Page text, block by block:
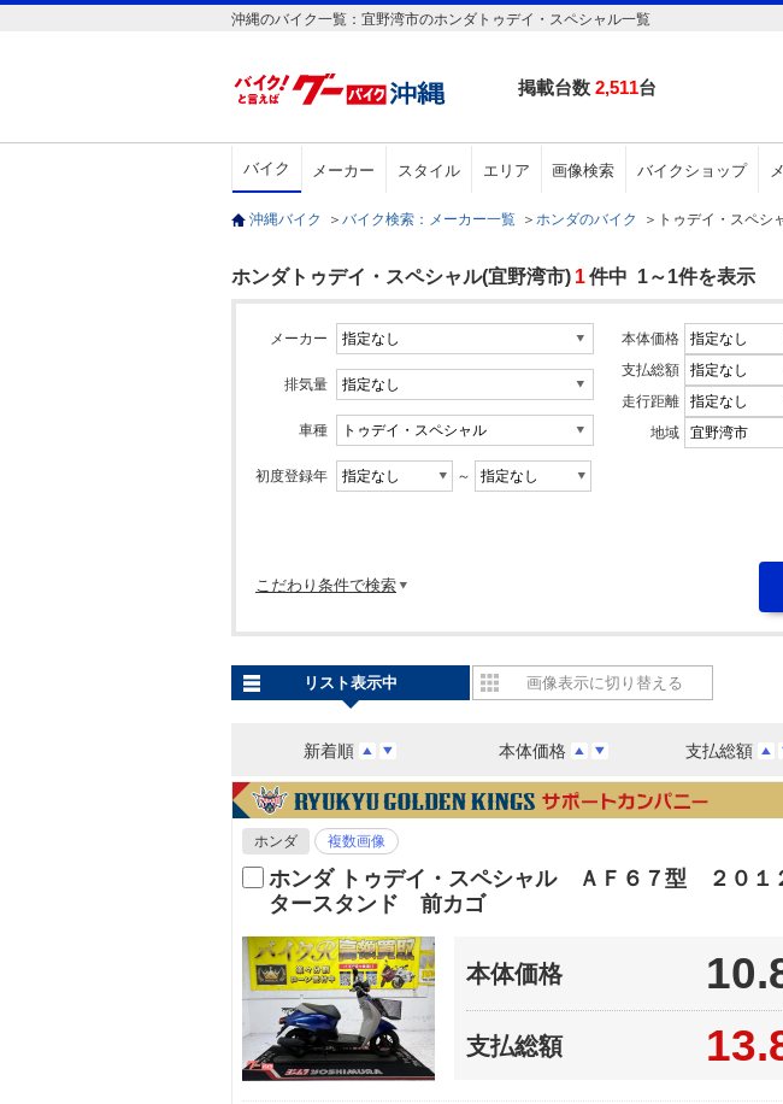
沖縄のバイク一覧：宜野湾市のホンダトゥデイ・スペシャル一覧
掲載台数 2,511台
バイク メーカー スタイル エリア 画像検索 バイクショップ
沖縄バイク ＞ バイク検索：メーカー一覧 ＞ ホンダのバイク ＞ トゥデイ・スペシ
ホンダトゥデイ・スペシャル(宜野湾市) 1件中 1～1件を表示
メーカー
排気量
車種
初度登録年 ～
本体価格
支払総額
走行距離
地域
こだわり条件で検索
新着順 本体価格 支払総額
リスト表示中 画像表示に切り替える
ホンダ 複数画像
ホンダ トゥデイ・スペシャル ＡＦ６７型 ２０
タースタンド 前カゴ
本体価格
支払総額